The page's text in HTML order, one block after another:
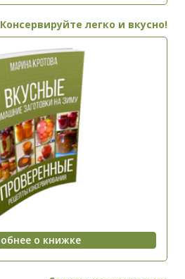
Консервируйте легко и вкусно!